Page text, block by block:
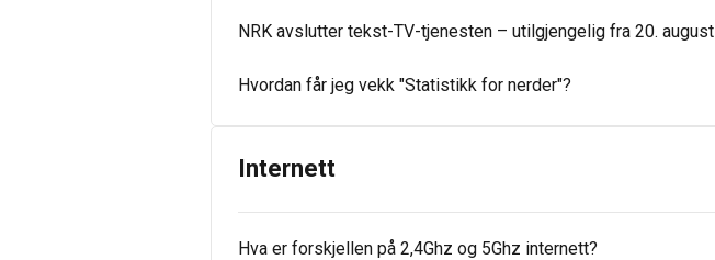
NRK avslutter tekst-TV-tjenesten – utilgjengelig fra 20. august
Hvordan får jeg vekk "Statistikk for nerder"?
Internett
Hva er forskjellen på 2,4Ghz og 5Ghz internett?